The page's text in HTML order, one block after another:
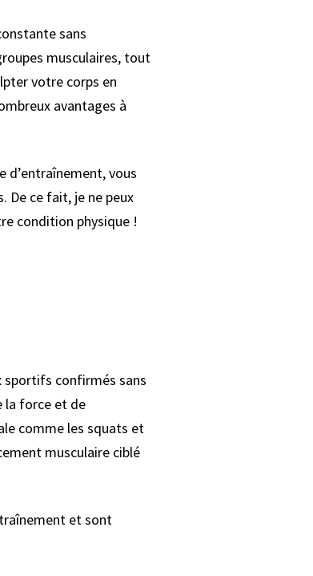
sans
musculaires, tout
votre corps en
avantages à
d’entraînement, vous
De ce fait, je ne peux
condition physique !
sportifs confirmés sans
la force et de
comme les squats et
musculaire ciblé
et sont